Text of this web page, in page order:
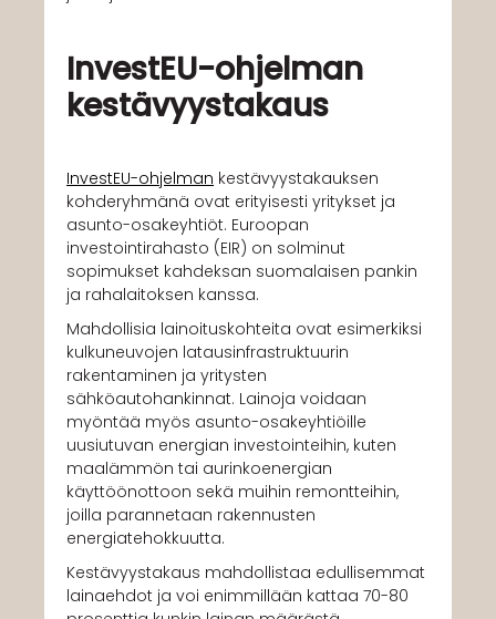
InvestEU-ohjelman
kestävyystakaus
InvestEU-ohjelman kestävyystakauksen
kohderyhmänä ovat erityisesti yritykset ja
asunto-osakeyhtiöt. Euroopan
investointirahasto (EIR) on solminut
sopimukset kahdeksan suomalaisen pankin
ja rahalaitoksen kanssa.
Mahdollisia lainoituskohteita ovat esimerkiksi
kulkuneuvojen latausinfrastruktuurin
rakentaminen ja yritysten
sähköautohankinnat. Lainoja voidaan
myöntää myös asunto-osakeyhtiöille
uusiutuvan energian investointeihin, kuten
maalämmön tai aurinkoenergian
käyttöönottoon sekä muihin remontteihin,
joilla parannetaan rakennusten
energiatehokkuutta.
Kestävyystakaus mahdollistaa edullisemmat
lainaehdot ja voi enimmillään kattaa 70-80